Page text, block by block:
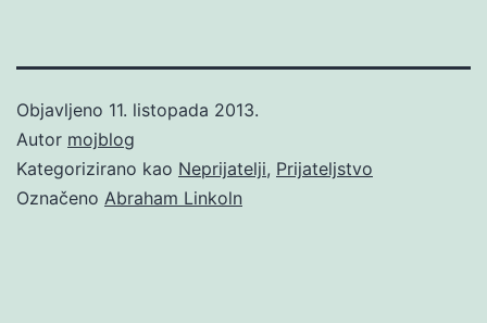
Objavljeno 11. listopada 2013.
Autor mojblog
Kategorizirano kao Neprijatelji, Prijateljstvo
Označeno Abraham Linkoln